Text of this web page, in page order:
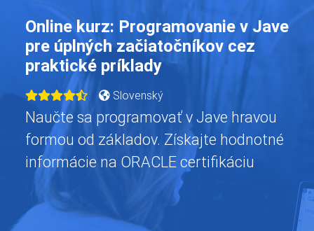
Online kurz: Programovanie v Jave
pre úplných začiatočníkov cez
praktické príklady
Slovenský
Naučte sa programovať v Jave hravou
formou od základov. Získajte hodnotné
informácie na ORACLE certifikáciu